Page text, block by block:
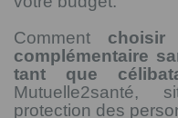
Comment
complémentaire
tant que
protection des